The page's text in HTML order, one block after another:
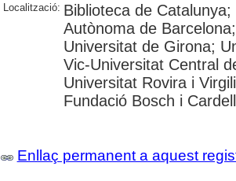
Localització: Biblioteca de
Autònoma de
Universitat de Girona;
Vic-Universitat Central
Universitat Rovira i
Fundació Bosch i
Enllaç permanent a aquest